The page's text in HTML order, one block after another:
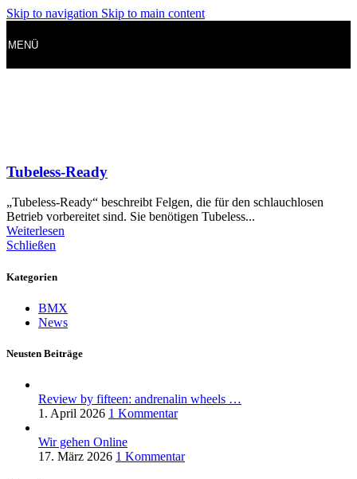
Skip to navigation Skip to main content
MENÜ
Tubeless-Ready
„Tubeless-Ready“ beschreibt Felgen, die für den schlauchlosen
Betrieb vorbereitet sind. Sie benötigen Tubeless...
Weiterlesen
Schließen
Kategorien
BMX
News
Neusten Beiträge
Review by fifteen: andrenalin wheels …
1. April 2026 1 Kommentar
Wir gehen Online
17. März 2026 1 Kommentar